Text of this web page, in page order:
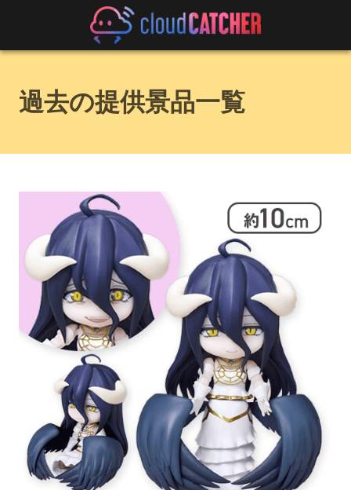
過去の提供景品一覧